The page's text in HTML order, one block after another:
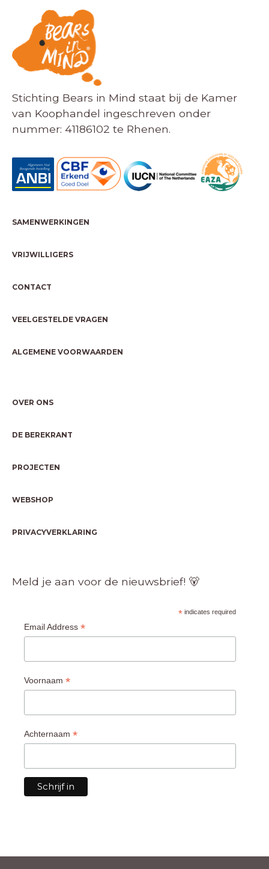
Stichting Bears in Mind staat bij de Kamer
van Koophandel ingeschreven onder
nummer: 41186102 te Rhenen.
SAMENWERKINGEN
VRIJWILLIGERS
CONTACT
VEELGESTELDE VRAGEN
ALGEMENE VOORWAARDEN
OVER ONS
DE BEREKRANT
PROJECTEN
WEBSHOP
PRIVACYVERKLARING
Meld je aan voor de nieuwsbrief! 🐻
* indicates required
Email Address *
Voornaam *
Achternaam *